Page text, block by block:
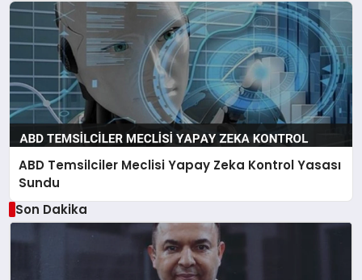
ABD Temsilciler Meclisi Yapay Zeka Kontrol Yasası
Sundu
Son Dakika